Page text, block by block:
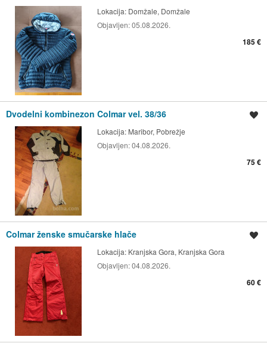
Lokacija: Domžale, Domžale
Objavljen:05.08.2026.
185 €
Dvodelni kombinezon Colmar vel. 38/36
Lokacija: Maribor, Pobrežje
Objavljen:04.08.2026.
75 €
Colmar ženske smučarske hlače
Lokacija: Kranjska Gora, Kranjska Gora
Objavljen:04.08.2026.
60 €